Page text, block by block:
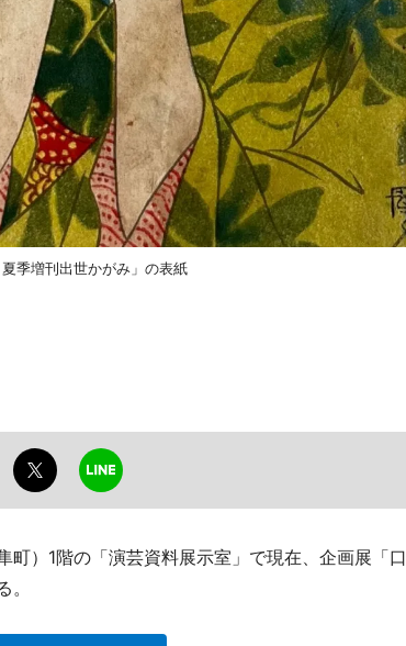
季増刊出世かがみ」の表紙
）1階の「演芸資料展示室」で現在、企画展「口